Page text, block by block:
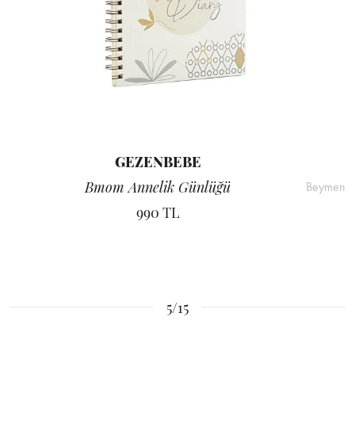
GEZENBEBE
Bmom Annelik Günlüğü
990 TL
Beymen
5/15